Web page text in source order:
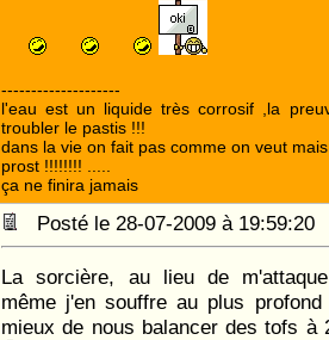
--------------------
l'eau est un liquide très corrosif ,la
troubler le pastis !!!
dans la vie on fait pas comme on veut
prost !!!!!!!! .....
ça ne finira jamais
Posté le 28-07-2009 à
La sorcière, au lieu de
même j'en souffre au plus
mieux de nous balancer des tofs à